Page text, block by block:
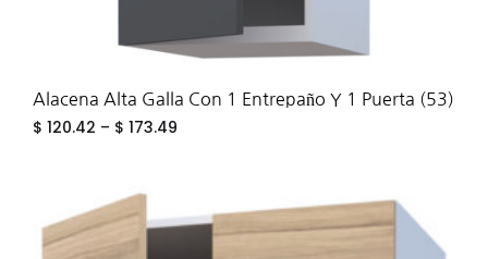
Alacena Alta Galla Con 1 Entrepaño Y 1 Puerta (53)
$ 120.42 – $ 173.49